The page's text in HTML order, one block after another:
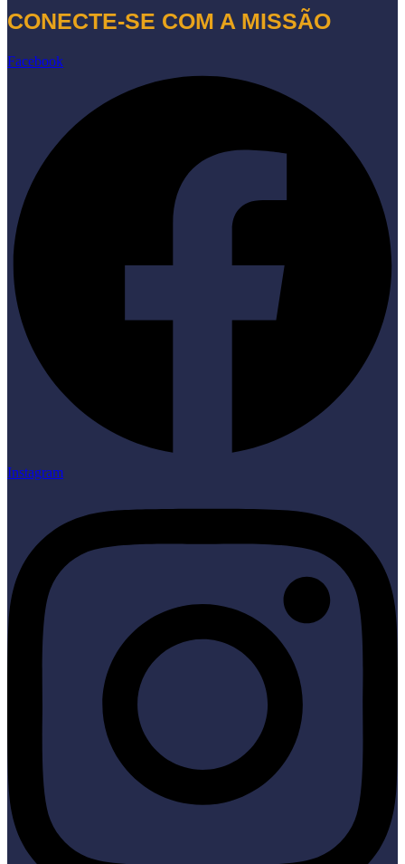
CONECTE-SE COM A MISSÃO
Facebook
Instagram